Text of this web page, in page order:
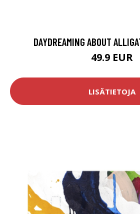
DAYDREAMING ABOUT
49.9 EUR
LISÄTIETOJA